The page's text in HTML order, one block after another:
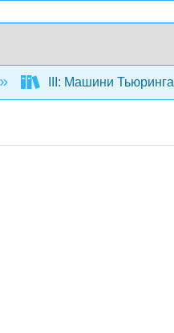
III: Машини Тьюринга